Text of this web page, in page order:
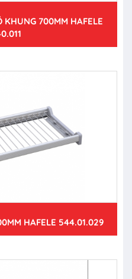
KHUNG 700MM HAFELE
HAFELE 544.01.029